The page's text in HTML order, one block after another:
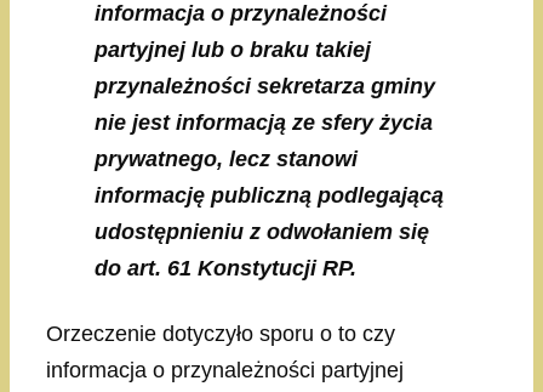
informacja o przynależności
partyjnej lub o braku takiej
przynależności sekretarza gminy
nie jest informacją ze sfery życia
prywatnego, lecz stanowi
informację publiczną podlegającą
udostępnieniu z odwołaniem się
do art. 61 Konstytucji RP.
Orzeczenie dotyczyło sporu o to czy
informacja o przynależności partyjnej